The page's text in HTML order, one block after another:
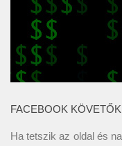
FACEBOOK KÖVETŐK
Ha tetszik az oldal és